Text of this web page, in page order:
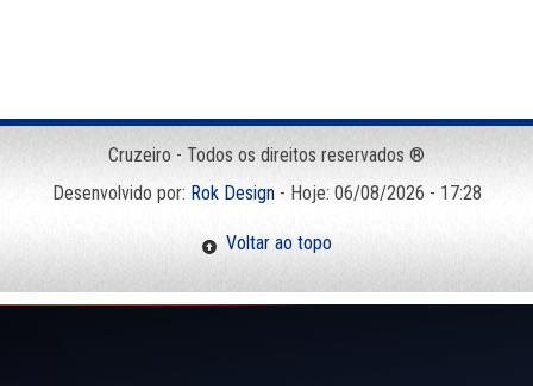
Cruzeiro - Todos os direitos reservados ®
Desenvolvido por: Rok Design- Hoje: 06/08/2026 - 17:28
Voltar ao topo